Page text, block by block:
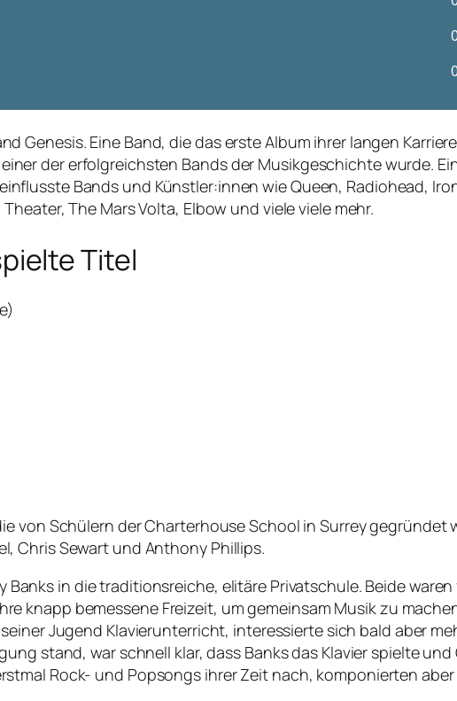
Genesis. Eine Band, die das erste Album ihrer langen
der erfolgreichsten Bands der Musikgeschichte wurde.
Bands und Künstler:innen wie Queen, Radiohead,
The Mars Volta, Elbow und viele viele mehr.
Titel
von Schülern der Charterhouse School in Surrey
Chris Sewart und Anthony Phillips.
Banks in die traditionsreiche, elitäre Privatschule. Beide
knapp bemessene Freizeit, um gemeinsam Musik zu
Jugend Klavierunterricht, interessierte sich bald aber
stand, war schnell klar, dass Banks das Klavier spielte
Rock- und Popsongs ihrer Zeit nach, komponierten